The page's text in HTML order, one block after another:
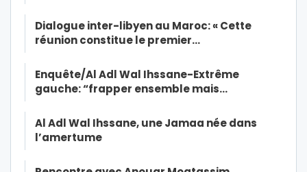
Dialogue inter-libyen au Maroc: « Cette
réunion constitue le premier…
Enquête/Al Adl Wal Ihssane-Extrême
gauche: “frapper ensemble mais…
Al Adl Wal Ihssane, une Jamaa née dans
l’amertume